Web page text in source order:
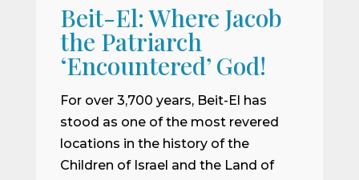
Beit-El: Where Jacob
the Patriarch
‘Encountered’ God!
For over 3,700 years, Beit-El has
stood as one of the most revered
locations in the history of the
Children of Israel and the Land of